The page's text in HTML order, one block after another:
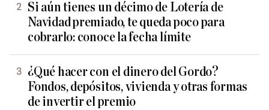
Si aún tienes un décimo de Lotería de
Navidad premiado, te queda poco para
cobrarlo: conoce la fecha límite
¿Qué hacer con el dinero del Gordo?
Fondos, depósitos, vivienda y otras formas
de invertir el premio